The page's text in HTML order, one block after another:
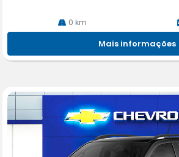
0 km
Mais informações